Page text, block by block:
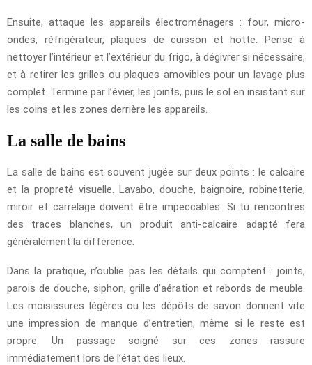
Ensuite, attaque les appareils électroménagers : four, micro-
ondes, réfrigérateur, plaques de cuisson et hotte. Pense à
nettoyer l’intérieur et l’extérieur du frigo, à dégivrer si nécessaire,
et à retirer les grilles ou plaques amovibles pour un lavage plus
complet. Termine par l’évier, les joints, puis le sol en insistant sur
les coins et les zones derrière les appareils.
La salle de bains
La salle de bains est souvent jugée sur deux points : le calcaire
et la propreté visuelle. Lavabo, douche, baignoire, robinetterie,
miroir et carrelage doivent être impeccables. Si tu rencontres
des traces blanches, un produit anti-calcaire adapté fera
généralement la différence.
Dans la pratique, n’oublie pas les détails qui comptent : joints,
parois de douche, siphon, grille d’aération et rebords de meuble.
Les moisissures légères ou les dépôts de savon donnent vite
une impression de manque d’entretien, même si le reste est
propre. Un passage soigné sur ces zones rassure
immédiatement lors de l’état des lieux.